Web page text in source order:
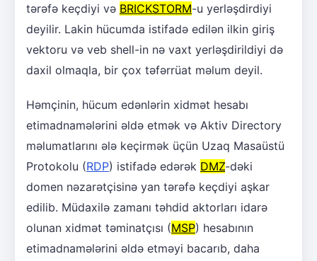
tərəfə keçdiyi və BRICKSTORM-u yerləşdirdiyi
deyilir. Lakin hücumda istifadə edilən ilkin giriş
vektoru və veb shell-in nə vaxt yerləşdirildiyi də
daxil olmaqla, bir çox təfərrüat məlum deyil.
Həmçinin, hücum edənlərin xidmət hesabı
etimadnamələrini əldə etmək və Aktiv Directory
məlumatlarını ələ keçirmək üçün Uzaq Masaüstü
Protokolu (RDP) istifadə edərək DMZ-dəki
domen nəzarətçisinə yan tərəfə keçdiyi aşkar
edilib. Müdaxilə zamanı təhdid aktorları idarə
olunan xidmət təminatçısı (MSP) hesabının
etimadnamələrini əldə etməyi bacarıb, daha